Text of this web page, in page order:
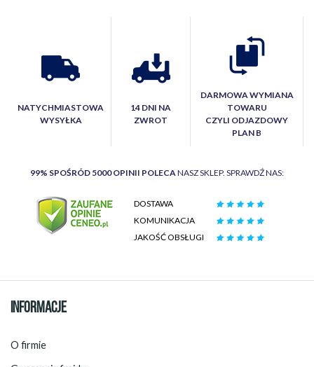
NATYCHMIASTOWA
WYSYŁKA
14 DNI NA
ZWROT
DARMOWA WYMIANA
TOWARU
CZYLI ODJAZDOWY
PLAN B
99% SPOŚRÓD 5000 OPINII POLECA NASZ SKLEP. SPRAWDŹ NAS:
DOSTAWA
KOMUNIKACJA
JAKOŚĆ OBSŁUGI
INFORMACJE
O firmie